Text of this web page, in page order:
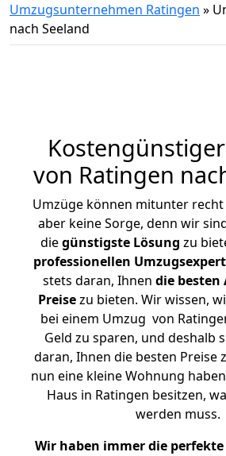
Umzugsunternehmen Ratingen »
nach Seeland
von Ratingen
Umzüge können mitunter
aber keine Sorge, denn wir
diegünstigste Lösung zu
professionellen
stets daran, Ihnen die besten
Preisezu bieten. Wir wissen,
bei einem Umzug von
Geld zu sparen, und deshalb
daran, Ihnen die besten Preise
nun eine kleine Wohnung
Haus in Ratingen besitzen,
werden muss.
Wir haben immer die